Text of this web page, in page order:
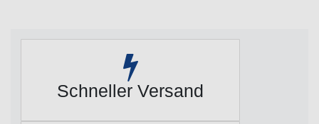
Schneller Versand